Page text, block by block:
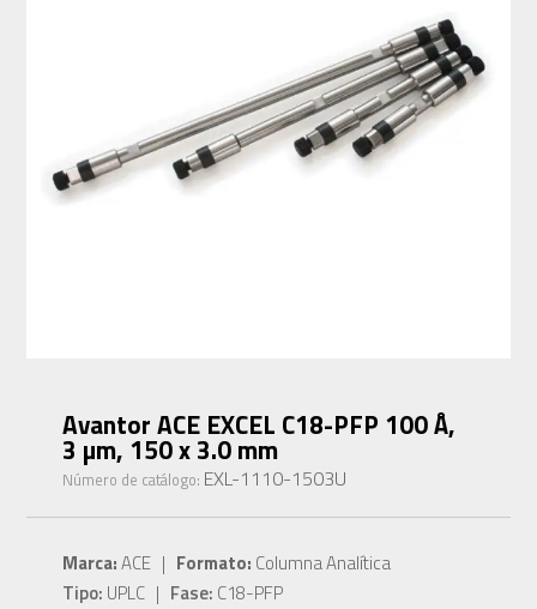
Avantor ACE EXCEL C18-PFP 100 Å,
3 µm, 150 x 3.0 mm
Número de catálogo: EXL-1110-1503U
Marca:ACE | Formato: Columna Analítica
Tipo: UPLC | Fase: C18-PFP